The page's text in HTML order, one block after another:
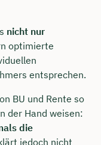
nicht nur
optimierte
entsprechen.
BU und Rente so
der Hand weisen:
die
jedoch nicht
🤝
von 8 bis